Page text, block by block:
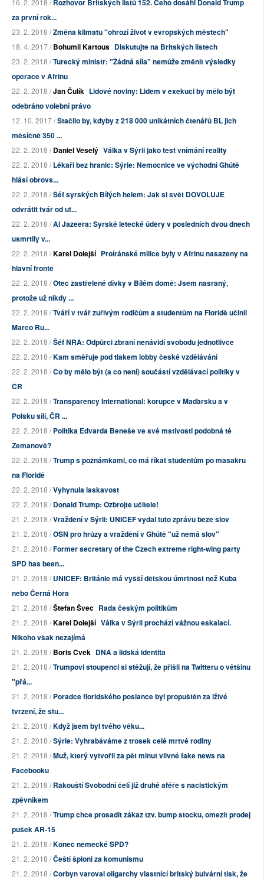
16. 2. 2018 /Rozhovor Britských listů 152. Čeho dosáhl Donald Trump
za první rok...
23. 2. 2018 /Změna klimatu "ohrozí život v evropských městech"
18. 4. 2017 /Bohumil Kartous Diskutujte na Britských listech
23. 2. 2018 /Turecký ministr: "Žádná síla" nemůže změnit výsledky
operace v Afrinu
22. 2. 2018 /Jan Čulík Lidové noviny: Lidem v exekuci by mělo být
odebráno volební právo
12. 10. 2017 /Stačilo by, kdyby z 218 000 unikátních čtenářů BL jich
měsíčně 350 ...
22. 2. 2018 /Daniel Veselý Válka v Sýrii jako test vnímání reality
22. 2. 2018 /Lékaři bez hranic: Sýrie: Nemocnice ve východní Ghútě
hlásí obrovs...
22. 2. 2018 /Šéf syrských Bílých helem: Jak si svět DOVOLUJE
odvrátit tvář od ut...
22. 2. 2018 /Al Jazeera: Syrské letecké údery v posledních dvou dnech
usmrtily v...
22. 2. 2018 /Karel Dolejší Proíránské milice byly v Afrinu nasazeny na
hlavní frontě
22. 2. 2018 /Otec zastřelené dívky v Bílém domě: Jsem nasraný,
protože už nikdy ...
22. 2. 2018 /Tváří v tvář zuřivým rodičům a studentům na Floridě učinil
Marco Ru...
22. 2. 2018 /Šéf NRA: Odpůrci zbraní nenávidí svobodu jednotlivce
22. 2. 2018 /Kam směřuje pod tlakem lobby české vzdělávání
22. 2. 2018 /Co by mělo být (a co není) součástí vzdělávací politiky v
ČR
22. 2. 2018 /Transparency International: korupce v Maďarsku a v
Polsku sílí, ČR ...
22. 2. 2018 /Politika Edvarda Beneše ve své mstivosti podobná té
Zemanově?
22. 2. 2018 /Trump s poznámkami, co má říkat studentům po masakru
na Floridě
22. 2. 2018 /Vyhynula laskavost
22. 2. 2018 /Donald Trump: Ozbrojte učitele!
21. 2. 2018 /Vraždění v Sýrii: UNICEF vydal tuto zprávu beze slov
21. 2. 2018 /OSN pro hrůzy a vraždění v Ghútě "už nemá slov"
21. 2. 2018 /Former secretary of the Czech extreme right-wing party
SPD has been...
21. 2. 2018 /UNICEF: Británie má vyšší dětskou úmrtnost než Kuba
nebo Černá Hora
21. 2. 2018 /Štefan Švec Rada českým politikům
21. 2. 2018 /Karel Dolejší Válka v Sýrii prochází vážnou eskalací.
Nikoho však nezajímá
21. 2. 2018 /Boris Cvek DNA a lidská identita
21. 2. 2018 /Trumpovi stoupenci si stěžují, že přišli na Twitteru o většinu
"přá...
21. 2. 2018 /Poradce floridského poslance byl propuštěn za lživé
tvrzení, že stu...
21. 2. 2018 /Když jsem byl tvého věku...
21. 2. 2018 /Sýrie: Vyhrabáváme z trosek celé mrtvé rodiny
21. 2. 2018 /Muž, který vytvořil za pět minut vlivné fake news na
Facebooku
21. 2. 2018 /Rakouští Svobodní čelí již druhé aféře s nacistickým
zpěvníkem
21. 2. 2018 /Trump chce prosadit zákaz tzv. bump stocku, omezit prodej
pušek AR-15
21. 2. 2018 /Konec německé SPD?
21. 2. 2018 /Čeští špioni za komunismu
21. 2. 2018 /Corbyn varoval oligarchy vlastnící britský bulvární tisk, že